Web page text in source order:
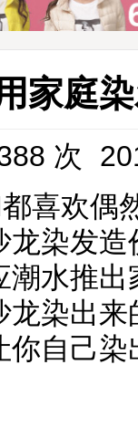
家庭
次
欢偶
染发
水推
龙染出
你自己